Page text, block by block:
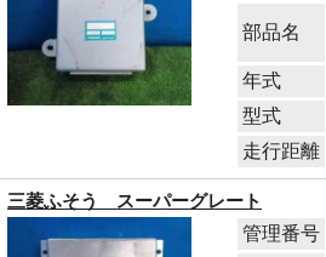
部品名
年式
型式
走行距離
三菱ふそう スーパーグレート
管理番号